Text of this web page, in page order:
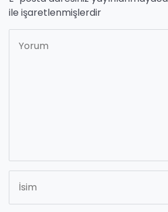
ile işaretlenmişlerdir